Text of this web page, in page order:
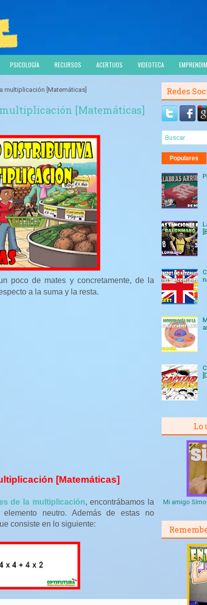
PSICOLOGÍA RECURSOS ACERTIJOS VIDEOTECA
multiplicación [Matemáticas]
[Matemáticas]
poco de mates y concretamente, de la
a la suma y la resta.
[Matemáticas]
de la multiplicación, encontrábamos la
neutro. Además de estas no
consiste en lo siguiente:
Redes
Populares
Lo
Mi amigo